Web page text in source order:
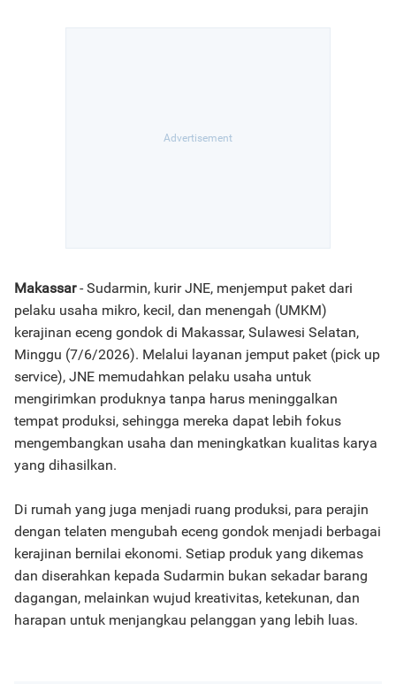
Makassar- Sudarmin, kurir JNE, menjemput paket dari
pelaku usaha mikro, kecil, dan menengah (UMKM)
kerajinan eceng gondok di Makassar, Sulawesi Selatan,
Minggu (7/6/2026). Melalui layanan jemput paket (pick up
service), JNE memudahkan pelaku usaha untuk
mengirimkan produknya tanpa harus meninggalkan
tempat produksi, sehingga mereka dapat lebih fokus
mengembangkan usaha dan meningkatkan kualitas karya
yang dihasilkan.
Di rumah yang juga menjadi ruang produksi, para perajin
dengan telaten mengubah eceng gondok menjadi berbagai
kerajinan bernilai ekonomi. Setiap produk yang dikemas
dan diserahkan kepada Sudarmin bukan sekadar barang
dagangan, melainkan wujud kreativitas, ketekunan, dan
harapan untuk menjangkau pelanggan yang lebih luas.